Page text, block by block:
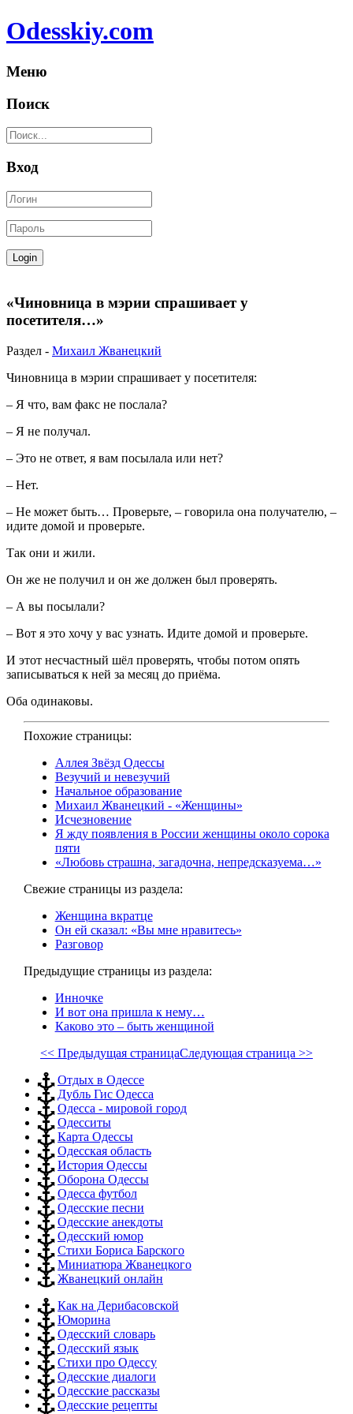
Odesskiy.com
Меню
Поиск
Вход
«Чиновница в мэрии спрашивает у
посетителя…»
Раздел - Михаил Жванецкий
Чиновница в мэрии спрашивает у посетителя:
– Я что, вам факс не послала?
– Я не получал.
– Это не ответ, я вам посылала или нет?
– Нет.
– Не может быть… Проверьте, – говорила она получателю, –
идите домой и проверьте.
Так они и жили.
Он же не получил и он же должен был проверять.
– А вы посылали?
– Вот я это хочу у вас узнать. Идите домой и проверьте.
И этот несчастный шёл проверять, чтобы потом опять
записываться к ней за месяц до приёма.
Оба одинаковы.
Похожие страницы:
Аллея Звёзд Одессы
Везучий и невезучий
Начальное образование
Михаил Жванецкий - «Женщины»
Исчезновение
Я жду появления в России женщины около сорока
пяти
«Любовь страшна, загадочна, непредсказуема…»
Свежие страницы из раздела:
Женщина вкратце
Он ей сказал: «Вы мне нравитесь»
Разговор
Предыдущие страницы из раздела:
Инночке
И вот она пришла к нему…
Каково это – быть женщиной
<< Предыдущая страницаСледующая страница >>
Отдых в Одессе
Дубль Гис Одесса
Одесса - мировой город
Одесситы
Карта Одессы
Одесская область
История Одессы
Оборона Одессы
Одесса футбол
Одесские песни
Одесские анекдоты
Одесский юмор
Стихи Бориса Барского
Миниатюра Жванецкого
Жванецкий онлайн
Как на Дерибасовской
Юморина
Одесский словарь
Одесский язык
Стихи про Одессу
Одесские диалоги
Одесские рассказы
Одесские рецепты